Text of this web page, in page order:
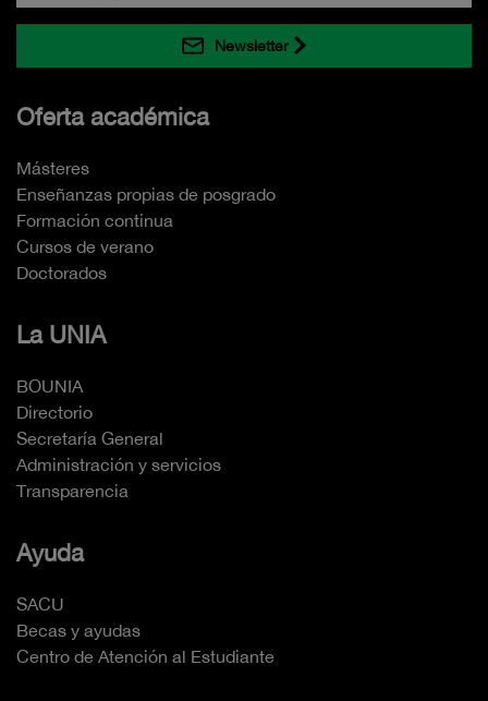
Newsletter
Oferta académica
Másteres
Enseñanzas propias de posgrado
Formación continua
Cursos de verano
Doctorados
La UNIA
BOUNIA
Directorio
Secretaría General
Administración y servicios
Transparencia
Ayuda
SACU
Becas y ayudas
Centro de Atención al Estudiante